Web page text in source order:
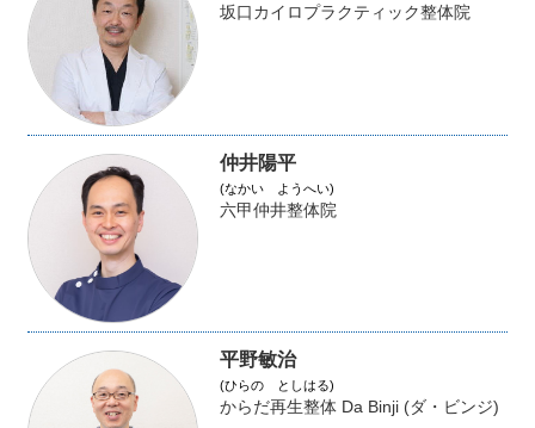
坂口カイロプラクティック整体院
仲井陽平
(なかい ようへい)
六甲仲井整体院
平野敏治
(ひらの としはる)
からだ再生整体 Da Binji (ダ・ビンジ)